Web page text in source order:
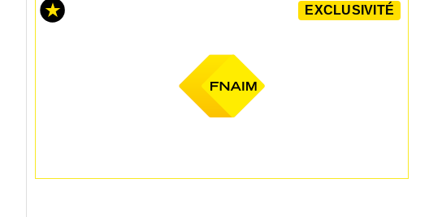
EXCLUSIVITÉ